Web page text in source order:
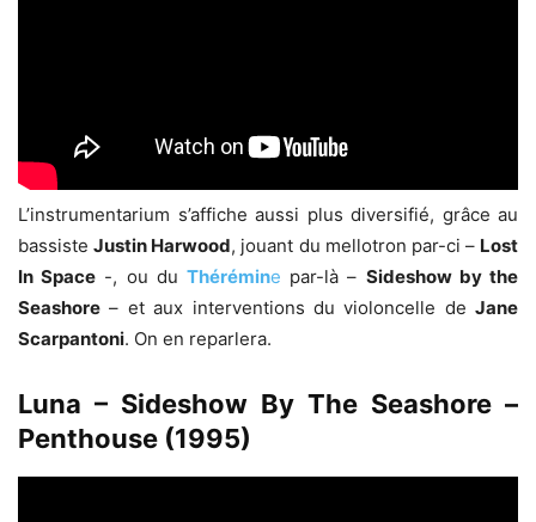
L’instrumentarium s’affiche aussi plus diversifié, grâce au
bassisteJustin Harwood, jouant du mellotron par-ci – Lost
In Space -, ou duThérémine par-là – Sideshow by the
Seashore – et aux interventions du violoncelle de Jane
Scarpantoni. On en reparlera.
Luna – Sideshow By The Seashore –
Penthouse (1995)